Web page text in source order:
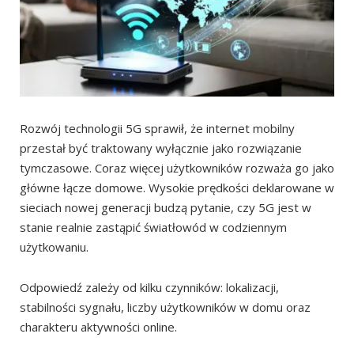
Rozwój technologii 5G sprawił, że internet mobilny
przestał być traktowany wyłącznie jako rozwiązanie
tymczasowe. Coraz więcej użytkowników rozważa go jako
główne łącze domowe. Wysokie prędkości deklarowane w
sieciach nowej generacji budzą pytanie, czy 5G jest w
stanie realnie zastąpić światłowód w codziennym
użytkowaniu.
Odpowiedź zależy od kilku czynników: lokalizacji,
stabilności sygnału, liczby użytkowników w domu oraz
charakteru aktywności online.